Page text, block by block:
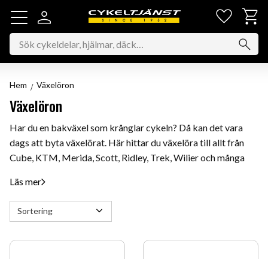
Meny
Hem Växelöron
Växelöron
Har du en bakväxel som krånglar cykeln? Då kan det vara
dags att byta växelörat. Här hittar du växelöra till allt från
Cube, KTM, Merida, Scott, Ridley, Trek, Wilier och många
eller stadscykel har vi
växelörona för dig. Hos Cykeltjänst i Södertälje erbjuder vi
ett brett sortiment av cykeltillbehör och cykeldelar till både
växelöron till din cykel nedan.
Läs mer
Välj sortering